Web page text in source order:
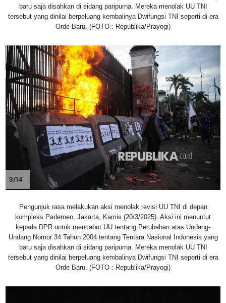
baru saja disahkan di sidang paripurna. Mereka menolak UU TNI
tersebut yang dinilai berpeluang kembalinya Dwifungsi TNI seperti di era
Orde Baru. (FOTO : Republika/Prayogi)
3/14
Pengunjuk rasa melakukan aksi menolak revisi UU TNI di depan
kompleks Parlemen, Jakarta, Kamis (20/3/2025). Aksi ini menuntut
kepada DPR untuk mencabut UU tentang Perubahan atas Undang-
Undang Nomor 34 Tahun 2004 tentang Tentara Nasional Indonesia yang
baru saja disahkan di sidang paripurna. Mereka menolak UU TNI
tersebut yang dinilai berpeluang kembalinya Dwifungsi TNI seperti di era
Orde Baru. (FOTO : Republika/Prayogi)